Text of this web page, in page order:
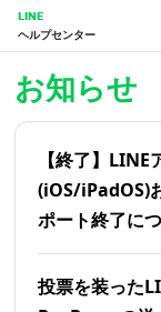
LINE
ヘルプセンター
お知らせ
【終了】
(iOS/iPadOS)
ポート終了に
投票を装った